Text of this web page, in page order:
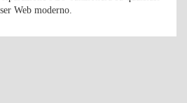
Web moderno.